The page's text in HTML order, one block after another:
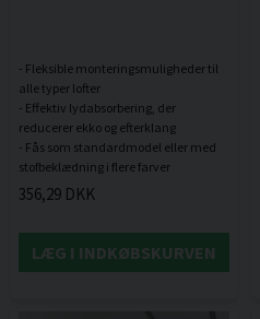
- Fleksible monteringsmuligheder til
alle typer lofter
- Effektiv lydabsorbering, der
reducerer ekko og efterklang
- Fås som standardmodel eller med
356,29 DKK
LÆG I INDKØBSKURVEN